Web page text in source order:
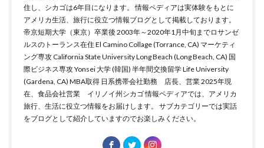
住し、シカゴは6年目になります。 情報ペディアは実体験をもとに
アメリカ生活、旅行に役立つ情報ブログとして掲載しております。
帝京短期大学（東京）卒業後 2003年～2020年1月中旬までロサンゼ
ルスのトーランス在住 El Camino Collage (Torrance, CA) マーケティ
ング専攻 California State University Long Beach (Long Beach, CA) 国
際ビジネス専攻 Yonsei 大学 (韓国) 半年間交換留学 Life University
(Gardena, CA) MBA取得 日系携帯会社勤務 店長、営業 2025年現
在、食品会社営業 イリノイ州シカゴ 情報ペディアでは、アメリカ
旅行、生活に役立つ情報をお届けします。 サブカテゴリーでは実話
をブログとして紹介していますのでお楽しみください。